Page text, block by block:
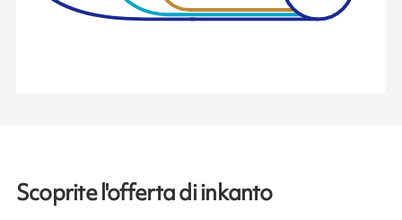
Scoprite l'offerta di inkanto